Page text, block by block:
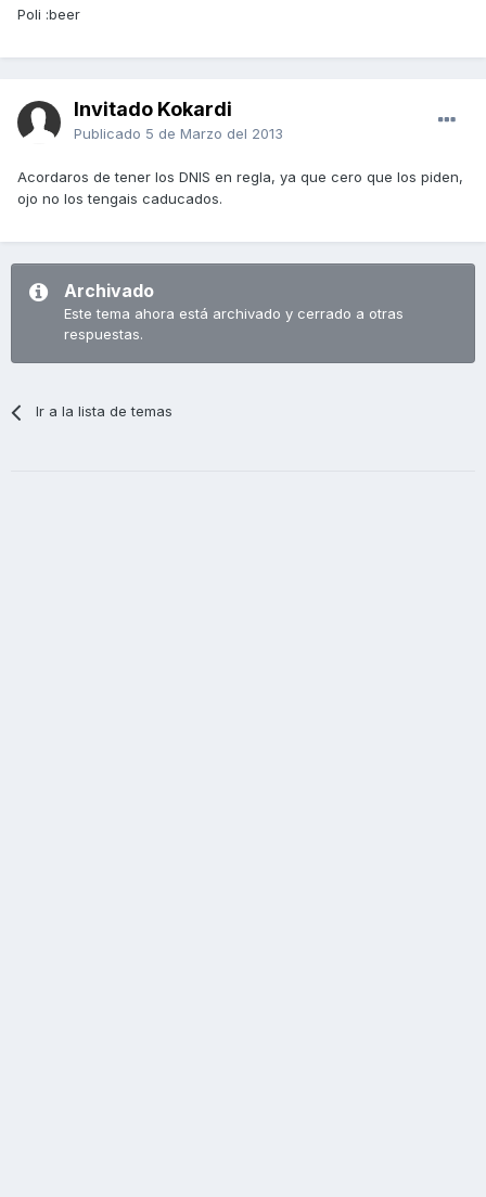
Poli :beer
Invitado Kokardi
Publicado 5 de Marzo del 2013
Acordaros de tener los DNIS en regla, ya que cero que los piden,
ojo no los tengais caducados.
Archivado
Este tema ahora está archivado y cerrado a otras
respuestas.
Ir a la lista de temas